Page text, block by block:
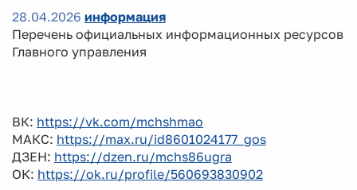
28.04.2026 информация
Перечень официальных информационных ресурсов
Главного управления
ВК: https://vk.com/mchshmao
МАКС: https://max.ru/id8601024177_gos
ДЗЕН: https://dzen.ru/mchs86ugra
ОК: https://ok.ru/profile/560693830902